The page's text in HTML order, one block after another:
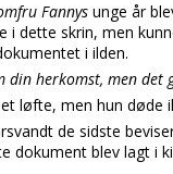
Fannys unge år
i dette skrin, men
i ilden.
din herkomst, men det
løfte, men hun døde
de sidste
dokument blev lagt i